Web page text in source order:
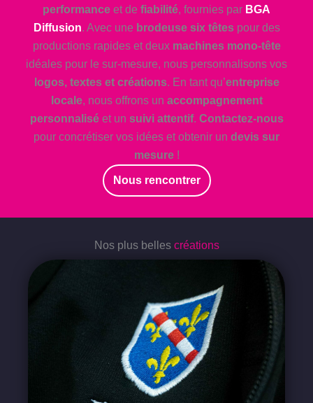
performance et de fiabilité, fournies par BGA
Diffusion. Avec une brodeuse six têtespour des
productions rapides et deux machines mono-tête
idéales pour le sur-mesure, nous personnalisons vos
logos, textes et créations. En tant qu’entreprise
locale, nous offrons un accompagnement
personnaliséet un suivi attentif. Contactez-nous
pour concrétiser vos idées et obtenir un devis sur
mesure!
Nous rencontrer
Nos plus belles créations